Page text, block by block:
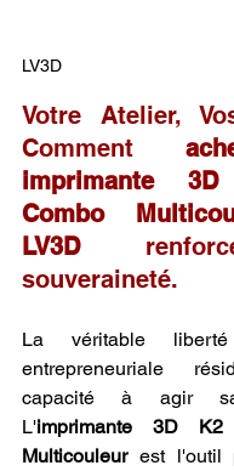
LV3D
Votre Atelier,
Comment
imprimante
Combo
LV3D
souveraineté.
La véritable
entrepreneuriale
capacité à agir
L'imprimante 3D
Multicouleur est l'outil